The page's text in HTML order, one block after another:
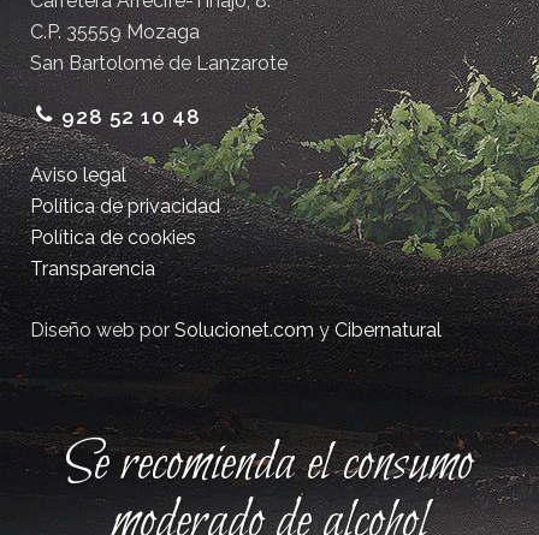
C.P. 35559 Mozaga
San Bartolomé de Lanzarote
928 52 10 48
Aviso legal
Política de privacidad
Política de cookies
Transparencia
Diseño web porSolucionet.comyCibernatural
Se recomienda el consumo